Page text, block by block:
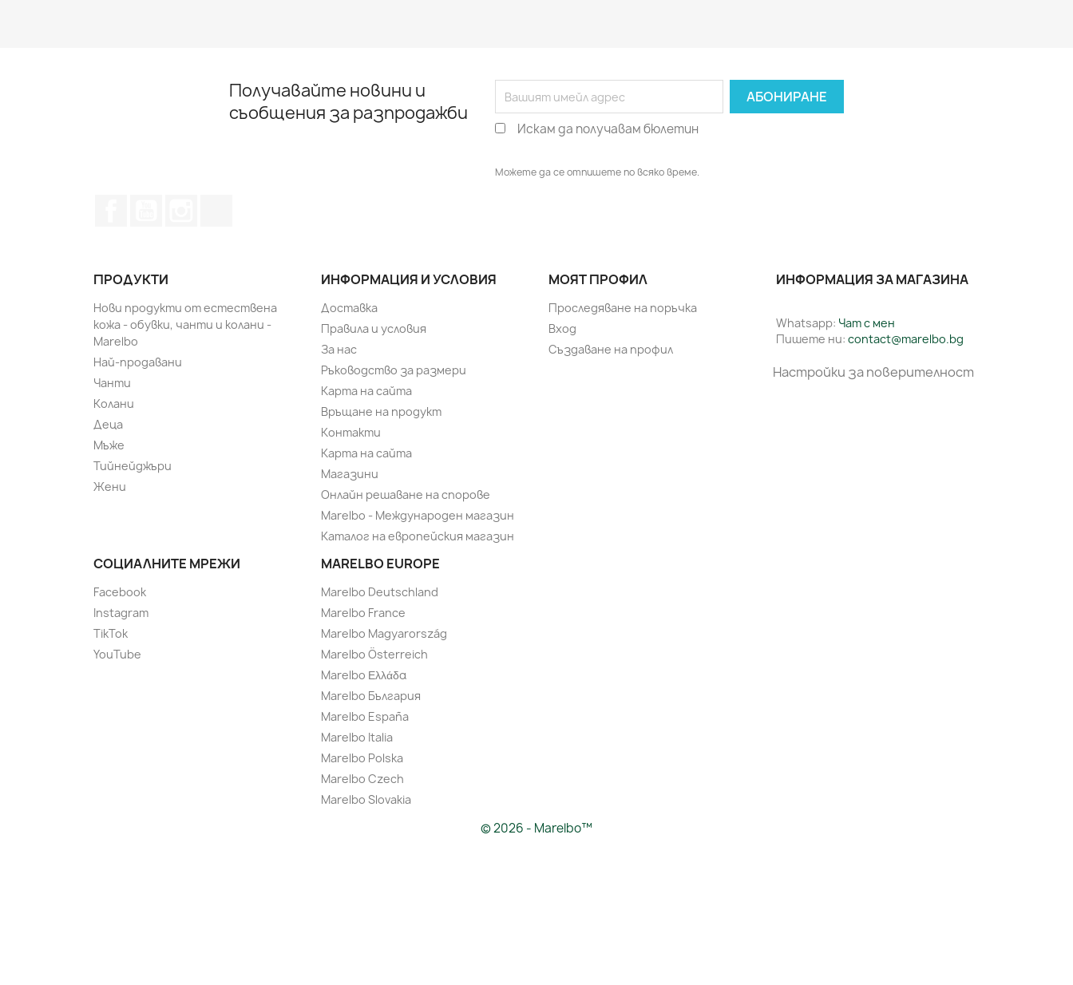
Получавайте новини и
съобщения за разпродажби
Искам да получавам бюлетин
Можете да се отпишете по всяко време.
ПРОДУКТИ
Нови продукти от естествена
кожа - обувки, чанти и колани -
Marelbo
Най-продавани
Чанти
Колани
Деца
Мъже
Тийнейджъри
Жени
ИНФОРМАЦИЯ И УСЛОВИЯ
Доставка
Правила и условия
За нас
Ръководство за размери
Карта на сайта
Връщане на продукт
Контакти
Карта на сайта
Магазини
Онлайн решаване на спорове
Marelbo - Международен магазин
Каталог на европейския магазин
СОЦИАЛНИТЕ МРЕЖИ
Facebook
Instagram
TikTok
YouTube
MARELBO EUROPE
Marelbo Deutschland
Marelbo France
Marelbo Magyarország
Marelbo Österreich
Marelbo Ελλάδα
Marelbo България
Marelbo España
Marelbo Italia
Marelbo Polska
Marelbo Czech
Marelbo Slovakia
МОЯТ ПРОФИЛ
Проследяване на поръчка
Вход
Създаване на профил
ИНФОРМАЦИЯ ЗА МАГАЗИНА
Whatsapp: Чат с мен
Пишете ни: contact@marelbo.bg
Настройки за поверителност
© 2026 - Marelbo™